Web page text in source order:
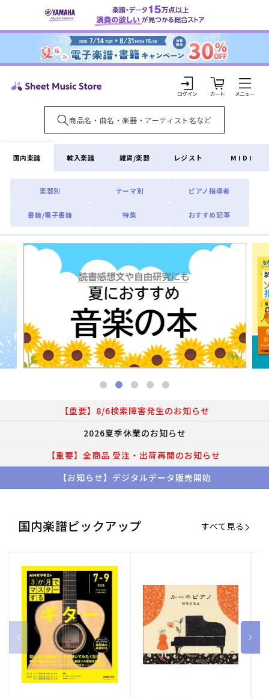
ンツに
ロ
グ
イ
ン
カ
ー
ト
国内楽譜
楽器別 テーマ別 ピアノ指導者
書籍/電子書籍 特集 おすすめ記事
輸入楽譜 雑貨/楽器 レジスト MIDI
【重要】8/6検索障害発生のお知らせ
2026夏季休業のお知らせ
【重要】全商品 受注・出荷再開のお知らせ
【お知らせ】デジタルデータ販売開始
国内楽譜ピックアップ すべて見る